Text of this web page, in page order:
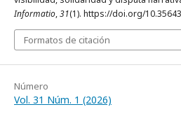
Informatio,31(1). https://doi.org/
Formatos de citación
Número
Vol. 31 Núm. 1 (2026)